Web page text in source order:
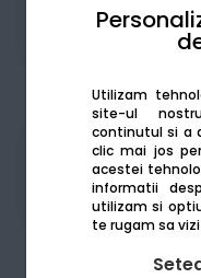
Utilizam
site-ul
continutul si a
clic mai jos
acestei
informatii
utilizam si
te rugam sa
Produsele
achizitii